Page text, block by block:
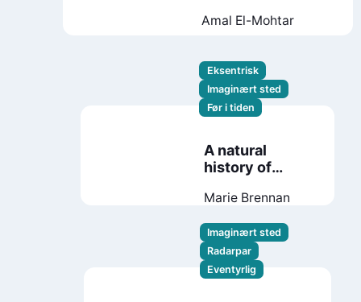
Amal El-Mohtar
Eksentrisk
Imaginært sted
Før i tiden
A natural
history of
Marie Brennan
Imaginært sted
Radarpar
Eventyrlig